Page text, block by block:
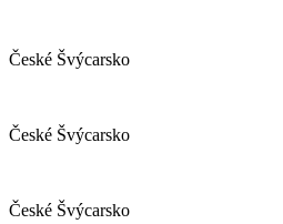
České Švýcarsko
České Švýcarsko
České Švýcarsko